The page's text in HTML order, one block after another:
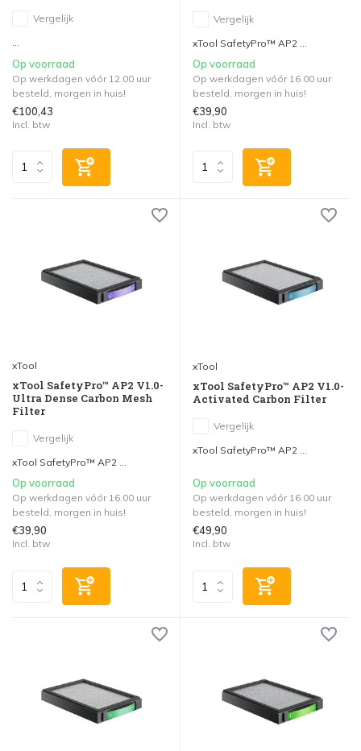
Vergelijk
Op voorraad
Op werkdagen vóór 12.00 uur
besteld, morgen in huis!
€100,43
Incl. btw
Vergelijk
xTool SafetyPro™ AP2 ...
Op voorraad
Op werkdagen vóór 16.00 uur
besteld, morgen in huis!
€39,90
Incl. btw
xTool
xTool SafetyPro™ AP2 V1.0-
Ultra Dense Carbon Mesh
Filter
Vergelijk
xTool SafetyPro™ AP2 ...
Op voorraad
Op werkdagen vóór 16.00 uur
besteld, morgen in huis!
€39,90
Incl. btw
xTool
xTool SafetyPro™ AP2 V1.0-
Activated Carbon Filter
Vergelijk
xTool SafetyPro™ AP2 ...
Op voorraad
Op werkdagen vóór 16.00 uur
besteld, morgen in huis!
€49,90
Incl. btw